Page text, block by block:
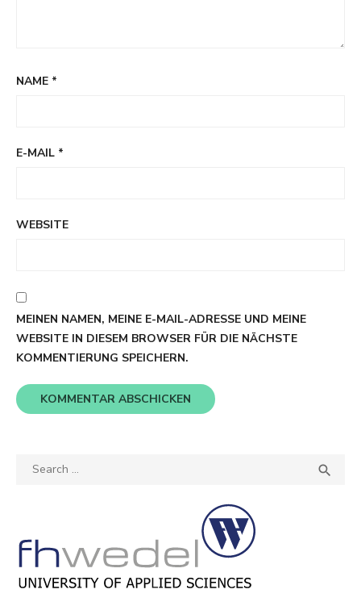
NAME *
E-MAIL *
WEBSITE
MEINEN NAMEN, MEINE E-MAIL-ADRESSE UND MEINE
WEBSITE IN DIESEM BROWSER FÜR DIE NÄCHSTE
KOMMENTIERUNG SPEICHERN.
Search
